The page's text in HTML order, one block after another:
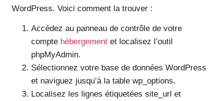
WordPress. Voici comment la trouver :
Accédez au panneau de contrôle de votre
compte hébergement et localisez l’outil
phpMyAdmin.
Sélectionnez votre base de données WordPress
et naviguez jusqu’à la table wp_options.
Localisez les lignes étiquetées site_url et